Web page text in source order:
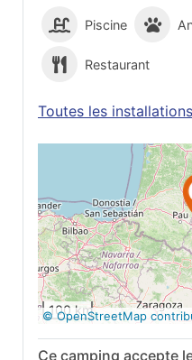
Piscine
Restaurant
Toutes les installations
Voir
100 km
© OpenStreetMap
Ce camping accepte